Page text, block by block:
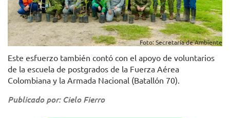
Foto: Secretaría de Ambiente
Este esfuerzo también contó con el apoyo de voluntarios
de la escuela de postgrados de la Fuerza Aérea
Colombiana y la Armada Nacional (Batallón 70).
Publicado por: Cielo Fierro